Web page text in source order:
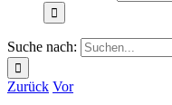
Suche nach:
Zurück Vor